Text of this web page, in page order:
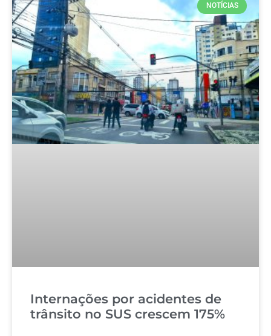
NOTÍCIAS
Internações por acidentes de
trânsito no SUS crescem 175%